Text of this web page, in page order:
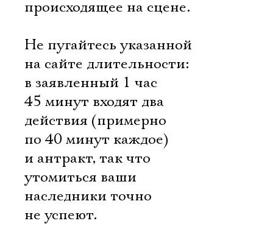
происходящее на сцене.
Не пугайтесь указанной
на сайте длительности:
в заявленный 1 час
45 минут входят два
действия (примерно
по 40 минут каждое)
и антракт, так что
утомиться ваши
наследники точно
не успеют.
Электропочта